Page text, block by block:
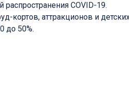
COVID-19.
кортов, аттракционов и
до 50%.